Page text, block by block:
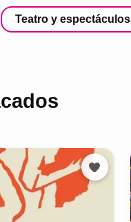
Teatro y espectáculos